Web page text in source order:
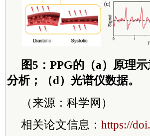
图5：PPG的（a）原理
分析；（d）光谱仪数据。
（来源：科学网）
相关论文信息： https://